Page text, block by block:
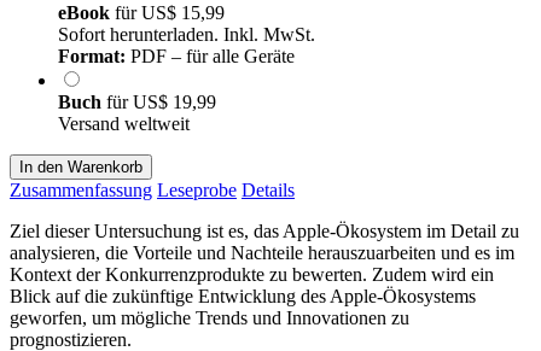
eBook fürUS$ 15,99
Sofort herunterladen. Inkl. MwSt.
Format: PDF – für alle Geräte
Buch fürUS$ 19,99
Versand weltweit
In den Warenkorb
Zusammenfassung Leseprobe Details
Ziel dieser Untersuchung ist es, das Apple-Ökosystem im Detail zu
analysieren, die Vorteile und Nachteile herauszuarbeiten und es im
Kontext der Konkurrenzprodukte zu bewerten. Zudem wird ein
Blick auf die zukünftige Entwicklung des Apple-Ökosystems
geworfen, um mögliche Trends und Innovationen zu
prognostizieren.